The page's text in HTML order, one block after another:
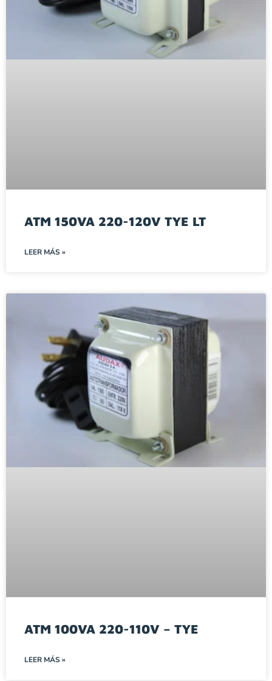
ATM 150VA 220-120V TYE LT
LEER MÁS »
ATM 100VA 220-110V – TYE
LEER MÁS »